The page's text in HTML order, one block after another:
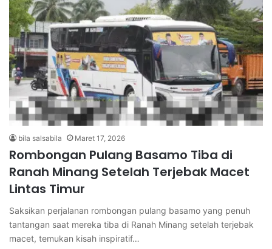
bila salsabila Maret 17, 2026
Rombongan Pulang Basamo Tiba di
Ranah Minang Setelah Terjebak Macet
Lintas Timur
Saksikan perjalanan rombongan pulang basamo yang penuh
tantangan saat mereka tiba di Ranah Minang setelah terjebak
macet, temukan kisah inspiratif…